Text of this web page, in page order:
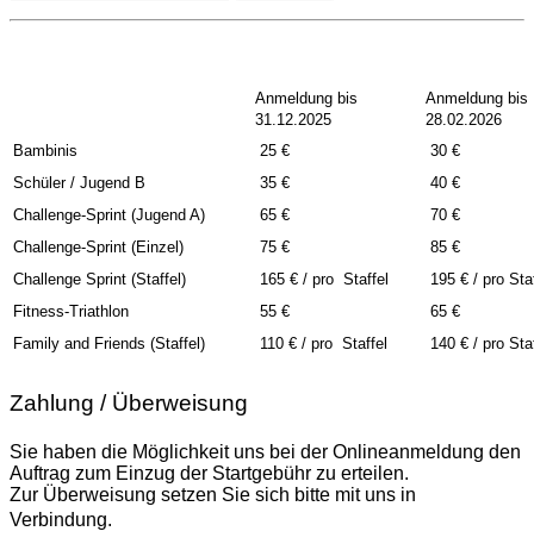
Anmeldung bis
31.12.2025
Anmeldung bis
28.02.2026
Bambinis
25 €
30 €
Schüler / Jugend B 35 €
40 €
Challenge-Sprint (Jugend A)
65 €
70 €
Challenge-Sprint (Einzel)
75 €
85 €
Challenge Sprint (Staffel)
165 € / pro Staffel
195 € / pro
Fitness-Triathlon
55 €
65 €
Family and Friends (Staffel)
110 € / pro Staffel 140 € / pro
Zahlung / Überweisung
Sie haben die Möglichkeit uns bei der Onlineanmeldung den
Auftrag zum Einzug der Startgebühr zu erteilen.
Zur Überweisung setzen Sie sich bitte mit uns in
Verbindung.